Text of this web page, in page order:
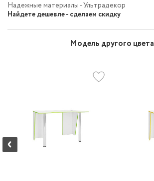
Надежные материалы - Ультрадекор
Найдете дешевле - сделаем скидку
Модель другого цвета